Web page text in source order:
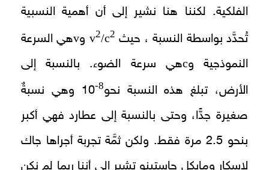
الفلكية. لكننا هنا نشير إلى أن أهمية النسبية
تُحدَّد بواسطة النسبة ، حيث
v2/c2 وvهي السرعة
النموذجية وcهي سرعة الضوء. بالنسبة إلى
الأرض، تبلغ هذه النسبة نحو8-
10 وهي نسبةٌ
صغيرة جدًّا، وحتى بالنسبة إلى عطارد فهي أكبر
بنحو 2.5 مرة فقط. ولكن ثمَّة تجربة أجراها جاك
لاسكار ومايكل جاستينو تشير إلى أننا ربما لم نكن